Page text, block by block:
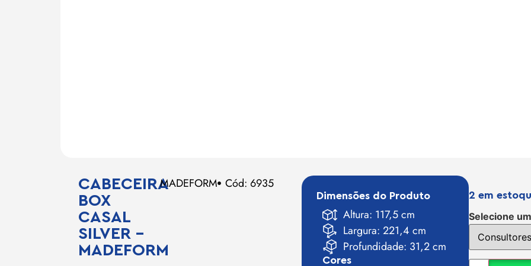
CABECEIRA
BOX
CASAL
SILVER –
MADEFORM
MADEFORM Cód: 6935
Dimensões do Produto
Altura: 117,5 cm
Largura: 221,4 cm
Profundidade: 31,2 cm
Cores
2 em
Selecione